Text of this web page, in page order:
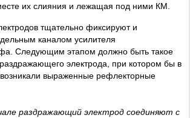
их слияния и лежащая под ними КМ.
тщательно фиксируют и
каналом усилителя
Следующим этапом должно быть такое
электрода, при котором бы в
выраженные рефлекторные
раздражающий электрод соединяют с